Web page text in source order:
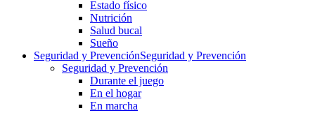
Estado físico
Nutrición
Salud bucal
Sueño
Seguridad y PrevenciónSeguridad y Prevención
Seguridad y Prevención
Durante el juego
En el hogar
En marcha